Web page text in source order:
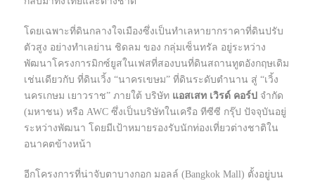
โดยเฉพาะที่ดินกลางใจเมืองซึ่งเป็นทำเลหายากราคาที่ดินปรับ
ตัวสูง อย่างทำเลย่าน ชิดลม ของ กลุ่มเซ็นทรัล อยู่ระหว่าง
พัฒนาโครงการมิกซ์ยูสในเฟสที่สองบนที่ดินสถานทูตอังกฤษเดิม
เช่นเดียวกับ ที่ดินเวิ้ง “นาครเขษม” ที่ดินระดับตำนาน สู่ “เวิ้ง
นครเกษม เยาวราช” ภายใต้ บริษัท แอสเสท เวิรด์ คอร์ป จำกัด
(มหาชน) หรือ AWC ซึ่งเป็นบริษัทในเครือ ทีซีซี กรุ๊ป ปัจจุบันอยู่
ระหว่างพัฒนา โดยมีเป้าหมายรองรับนักท่องเที่ยวต่างชาติใน
อนาคตข้างหน้า
อีกโครงการที่น่าจับตาบางกอก มอลล์ (Bangkok Mall) ตั้งอยู่บน